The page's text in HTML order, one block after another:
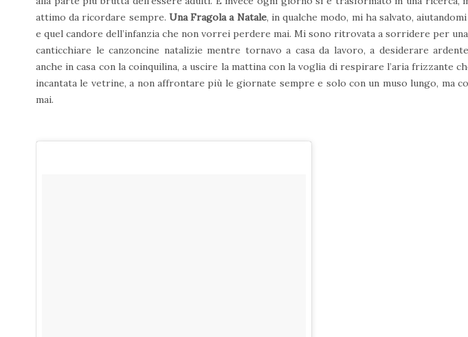
attimo da ricordare sempre. Una Fragola a Natale, in qualche modo, mi ha salvato,
e quel candore dell’infanzia che non vorrei perdere mai. Mi sono ritrovata a sorridere per
canticchiare le canzoncine natalizie mentre tornavo a casa da lavoro, a desiderare
anche in casa con la coinquilina, a uscire la mattina con la voglia di respirare l’aria frizzante
incantata le vetrine, a non affrontare più le giornate sempre e solo con un muso lungo, ma
mai.